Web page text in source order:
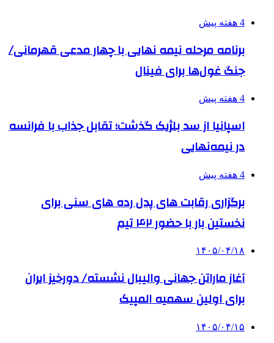
4 هفته پیش
برنامه مرحله نیمه نهایی با چهار مدعی قهرمانی/
جنگ غول‌ها برای فینال
4 هفته پیش
اسپانیا از سد بلژیک گذشت؛ تقابل جذاب با فرانسه
در نیمه‌نهایی
4 هفته پیش
برگزاری رقابت های پدل رده های سنی برای
نخستین بار با حضور ۴۲ تیم
۱۴۰۵/۰۴/۱۸
آغاز ماراتن جهانی والیبال نشسته/ دورخیز ایران
برای اولین سهمیه المپیک
۱۴۰۵/۰۴/۱۵